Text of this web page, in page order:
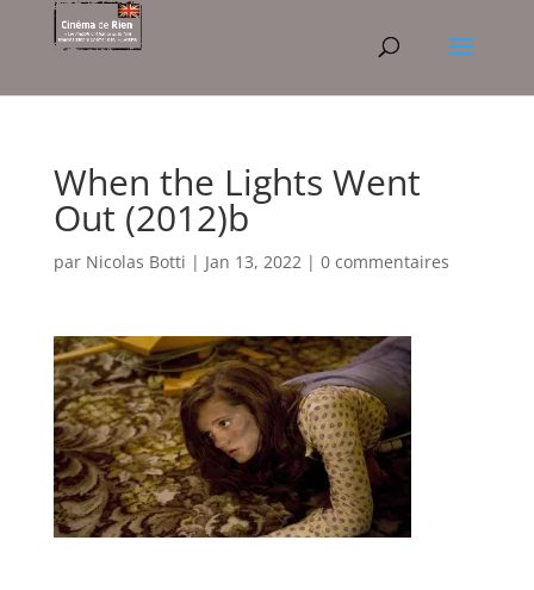
When the Lights Went
Out (2012)b
par Nicolas Botti | Jan 13, 2022| 0 commentaires